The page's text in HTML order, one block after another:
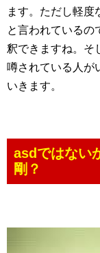
ます。ただし軽度
と言われているの
釈できますね。そ
噂されている人が
いきます。
asdではない
剛？